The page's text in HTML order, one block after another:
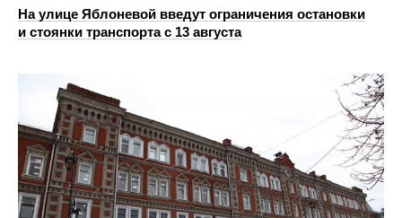
На улице Яблоневой введут ограничения остановки
и стоянки транспорта с 13 августа